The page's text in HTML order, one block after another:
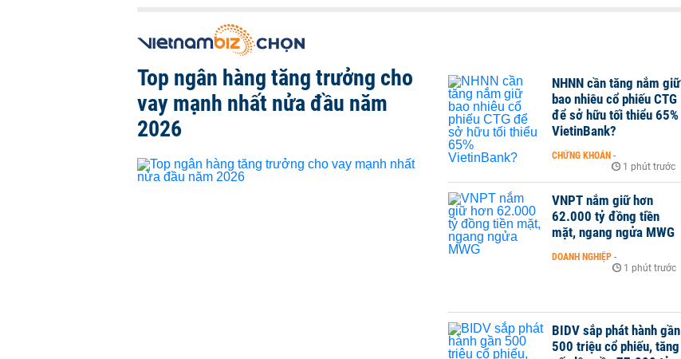
Top ngân hàng tăng trưởng cho
vay mạnh nhất nửa đầu năm
2026
NHNN cần tăng nắm giữ
bao nhiêu cổ phiếu CTG
để sở hữu tối thiểu 65%
VietinBank?
CHỨNG KHOÁN -
1 phút trước
VNPT nắm giữ hơn
62.000 tỷ đồng tiền
mặt, ngang ngửa MWG
DOANH NGHIỆP -
1 phút trước
BIDV sắp phát hành gần
500 triệu cổ phiếu, tăng